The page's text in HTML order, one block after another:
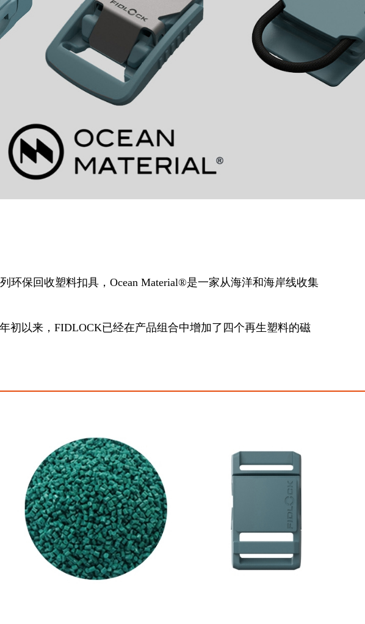
环保回收塑料扣具，Ocean Material®是一家从海洋和海岸线收集
初以来，FIDLOCK已经在产品组合中增加了四个再生塑料的磁